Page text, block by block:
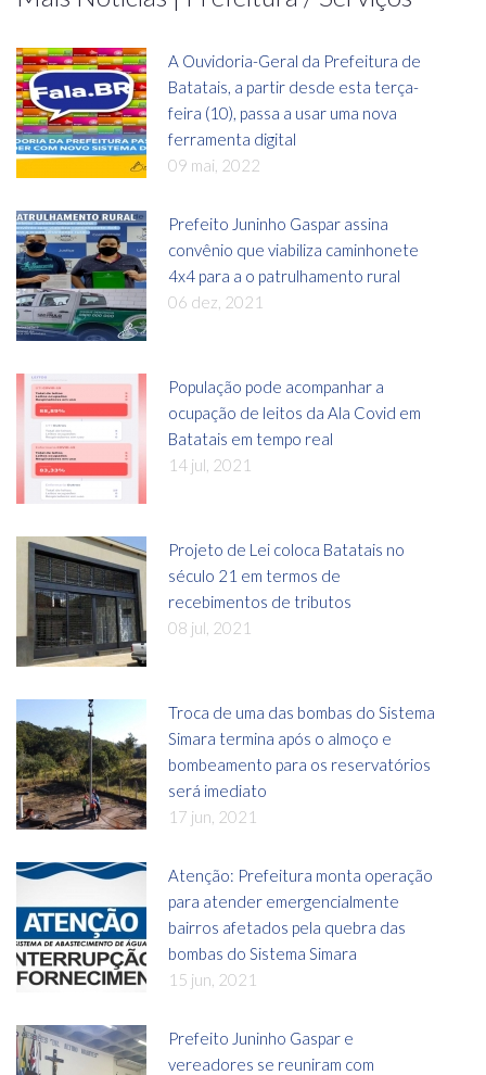
A Ouvidoria-Geral da Prefeitura de
Batatais, a partir desde esta terça-
feira (10), passa a usar uma nova
ferramenta digital
09 mai, 2022
Prefeito Juninho Gaspar assina
convênio que viabiliza caminhonete
4x4 para a o patrulhamento rural
06 dez, 2021
População pode acompanhar a
ocupação de leitos da Ala Covid em
Batatais em tempo real
14 jul, 2021
Projeto de Lei coloca Batatais no
século 21 em termos de
recebimentos de tributos
08 jul, 2021
Troca de uma das bombas do Sistema
Simara termina após o almoço e
bombeamento para os reservatórios
será imediato
17 jun, 2021
Atenção: Prefeitura monta operação
para atender emergencialmente
bairros afetados pela quebra das
bombas do Sistema Simara
15 jun, 2021
Prefeito Juninho Gaspar e
vereadores se reuniram com